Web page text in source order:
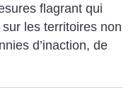
flagrant qui
les territoires non
d’inaction, de